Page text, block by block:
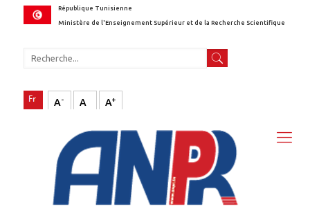
République Tunisienne
Ministère de l'Enseignement Supérieur et de la Recherche Scientifique
A- A A+